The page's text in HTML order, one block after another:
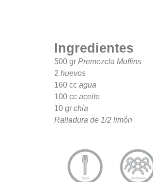
Ingredientes
500 gr Premezcla Muffins
2 huevos
160 cc agua
100 cc aceite
10 gr chia
Ralladura de 1/2 limón